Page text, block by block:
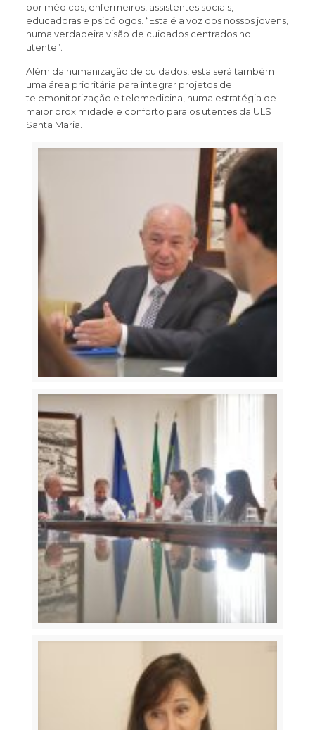
por médicos, enfermeiros, assistentes sociais,
educadoras e psicólogos. “Esta é a voz dos nossos jovens,
numa verdadeira visão de cuidados centrados no
utente”.
Além da humanização de cuidados, esta será também
uma área prioritária para integrar projetos de
telemonitorização e telemedicina, numa estratégia de
maior proximidade e conforto para os utentes da ULS
Santa Maria.